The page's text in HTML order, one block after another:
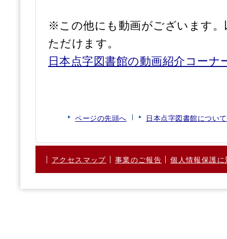
※この他にも動画がございます
ただけます。
日本点字図書館の動画紹介コーナ
ページの先頭へ 日本点字図書館につい
アクセスマップ 事業のご報告 個人情報保護